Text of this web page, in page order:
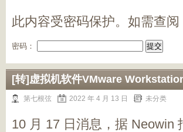
此内容受密码保护。如需查
密码：
[转]虚拟机软件VMware
第七根弦 2022 年 4 月 13 日 未分类
10 月 17 日消息，据 Neowin